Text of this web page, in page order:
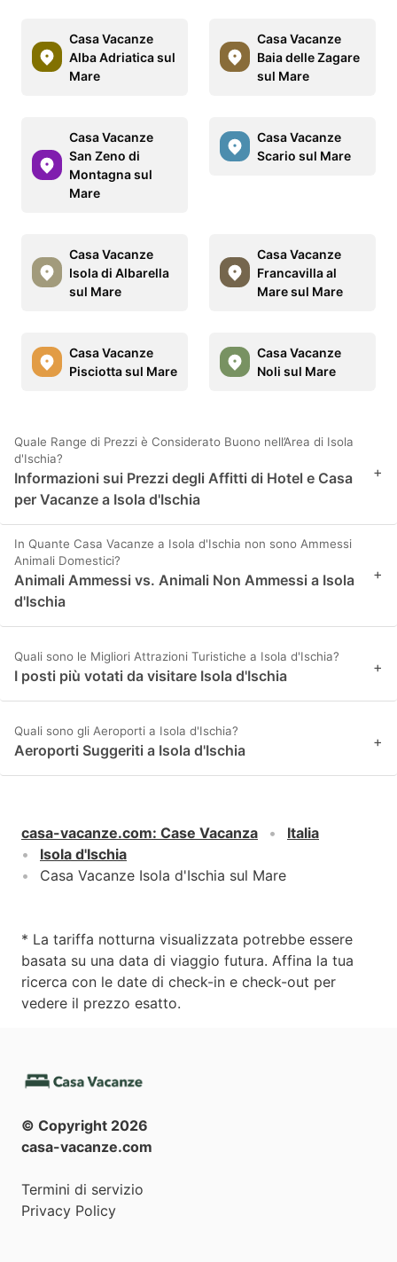
Casa Vacanze
Alba Adriatica sul
Mare
Casa Vacanze
Baia delle Zagare
sul Mare
Casa Vacanze
San Zeno di
Montagna sul
Mare
Casa Vacanze
Scario sul Mare
Casa Vacanze
Isola di Albarella
sul Mare
Casa Vacanze
Francavilla al
Mare sul Mare
Casa Vacanze
Pisciotta sul Mare
Casa Vacanze
Noli sul Mare
Quale Range di Prezzi è Considerato Buono nell’Area di Isola
d'Ischia?
Informazioni sui Prezzi degli Affitti di Hotel e Casa
per Vacanze a Isola d'Ischia
+
In Quante Casa Vacanze a Isola d'Ischia non sono Ammessi
Animali Domestici?
Animali Ammessi vs. Animali Non Ammessi a Isola
d'Ischia
+
Quali sono le Migliori Attrazioni Turistiche a Isola d'Ischia?
I posti più votati da visitare Isola d'Ischia +
Quali sono gli Aeroporti a Isola d'Ischia?
Aeroporti Suggeriti a Isola d'Ischia +
casa-vacanze.com: Case Vacanza
Italia
Isola d'Ischia
Casa Vacanze Isola d'Ischia sul Mare
* La tariffa notturna visualizzata potrebbe essere
basata su una data di viaggio futura. Affina la tua
ricerca con le date di check-in e check-out per
vedere il prezzo esatto.
© Copyright 2026
casa-vacanze.com
Termini di servizio
Privacy Policy